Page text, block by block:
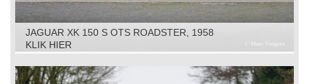
JAGUAR XK 150 S OTS ROADSTER, 1958
KLIK HIER